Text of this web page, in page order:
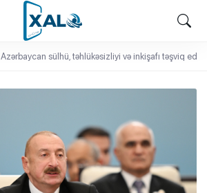
XALQ.ONLINE
ONLAYN PLATFORMA
Azərbaycan sülhü, təhlükəsizliyi və inkişafı təşviq edir